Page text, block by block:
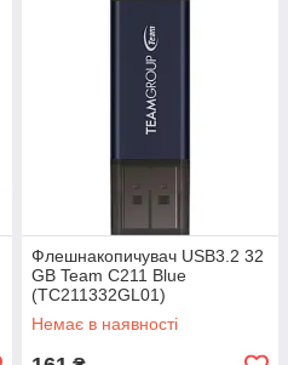
Флешнакопичувач USB3.2 32
GB Team C211 Blue
(TC211332GL01)
Немає в наявності